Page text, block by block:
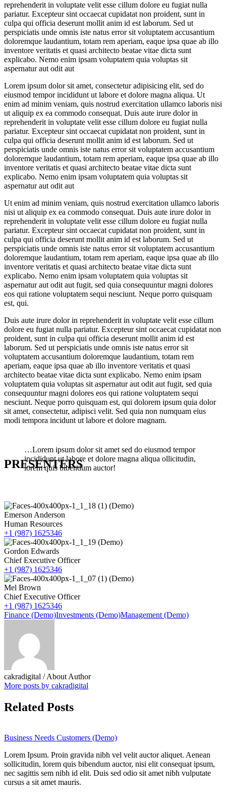
reprehenderit in voluptate velit esse cillum dolore eu fugiat nulla
pariatur. Excepteur sint occaecat cupidatat non proident, sunt in
culpa qui officia deserunt mollit anim id est laborum. Sed ut
perspiciatis unde omnis iste natus error sit voluptatem accusantium
doloremque laudantium, totam rem aperiam, eaque ipsa quae ab illo
inventore veritatis et quasi architecto beatae vitae dicta sunt
explicabo. Nemo enim ipsam voluptatem quia voluptas sit
aspernatur aut odit aut
Lorem ipsum dolor sit amet, consectetur adipisicing elit, sed do
eiusmod tempor incididunt ut labore et dolore magna aliqua. Ut
enim ad minim veniam, quis nostrud exercitation ullamco laboris nisi
ut aliquip ex ea commodo consequat. Duis aute irure dolor in
reprehenderit in voluptate velit esse cillum dolore eu fugiat nulla
pariatur. Excepteur sint occaecat cupidatat non proident, sunt in
culpa qui officia deserunt mollit anim id est laborum. Sed ut
perspiciatis unde omnis iste natus error sit voluptatem accusantium
doloremque laudantium, totam rem aperiam, eaque ipsa quae ab illo
inventore veritatis et quasi architecto beatae vitae dicta sunt
explicabo. Nemo enim ipsam voluptatem quia voluptas sit
aspernatur aut odit aut
Ut enim ad minim veniam, quis nostrud exercitation ullamco laboris
nisi ut aliquip ex ea commodo consequat. Duis aute irure dolor in
reprehenderit in voluptate velit esse cillum dolore eu fugiat nulla
pariatur. Excepteur sint occaecat cupidatat non proident, sunt in
culpa qui officia deserunt mollit anim id est laborum. Sed ut
perspiciatis unde omnis iste natus error sit voluptatem accusantium
doloremque laudantium, totam rem aperiam, eaque ipsa quae ab illo
inventore veritatis et quasi architecto beatae vitae dicta sunt
explicabo. Nemo enim ipsam voluptatem quia voluptas sit
aspernatur aut odit aut fugit, sed quia consequuntur magni dolores
eos qui ratione voluptatem sequi nesciunt. Neque porro quisquam
est, qui.
Duis aute irure dolor in reprehenderit in voluptate velit esse cillum
dolore eu fugiat nulla pariatur. Excepteur sint occaecat cupidatat non
proident, sunt in culpa qui officia deserunt mollit anim id est
laborum. Sed ut perspiciatis unde omnis iste natus error sit
voluptatem accusantium doloremque laudantium, totam rem
aperiam, eaque ipsa quae ab illo inventore veritatis et quasi
architecto beatae vitae dicta sunt explicabo. Nemo enim ipsam
voluptatem quia voluptas sit aspernatur aut odit aut fugit, sed quia
consequuntur magni dolores eos qui ratione voluptatem sequi
nesciunt. Neque porro quisquam est, qui dolorem ipsum quia dolor
sit amet, consectetur, adipisci velit. Sed quia non numquam eius
modi tempora incidunt ut labore et dolore magnam.
…Lorem ipsum dolor sit amet sed do eiusmod tempor
incididunt ut labore et dolore magna aliqua ollicitudin,
lorem quis bibendum auctor!
PRESENTERS
Emerson Anderson
Human Resources
+1 (987) 1625346
Gordon Edwards
Chief Executive Officer
+1 (987) 1625346
Mel Brown
Chief Executive Officer
+1 (987) 1625346
Finance (Demo)Investments (Demo)Management (Demo)
cakradigital / About Author
More posts by cakradigital
Related Posts
Business Needs Customers (Demo)
Lorem Ipsum. Proin gravida nibh vel velit auctor aliquet. Aenean
sollicitudin, lorem quis bibendum auctor, nisi elit consequat ipsum,
nec sagittis sem nibh id elit. Duis sed odio sit amet nibh vulputate
cursus a sit amet mauris.